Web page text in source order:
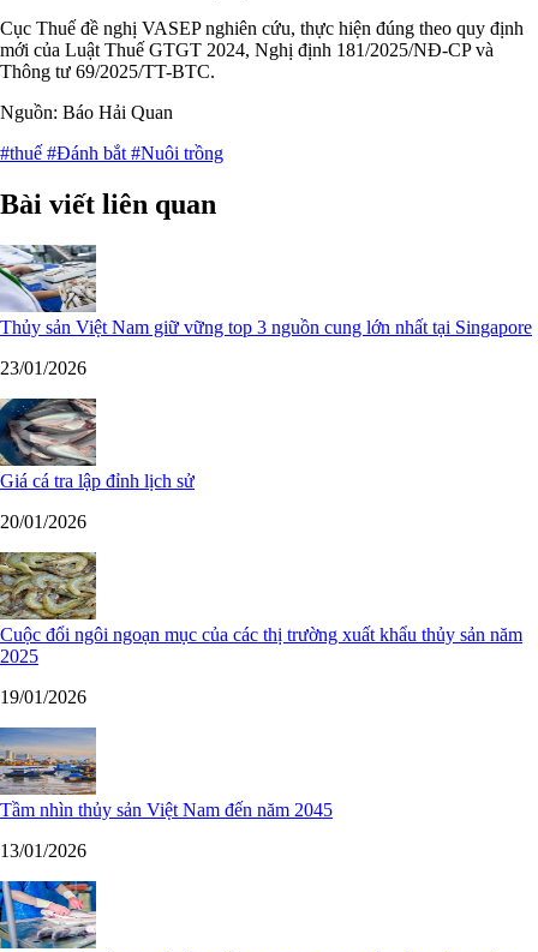
Cục Thuế đề nghị VASEP nghiên cứu, thực hiện đúng theo quy định
mới của Luật Thuế GTGT 2024, Nghị định 181/2025/NĐ-CP và
Thông tư 69/2025/TT-BTC.
Nguồn: Báo Hải Quan
#thuế #Đánh bắt #Nuôi trồng
Bài viết liên quan
Thủy sản Việt Nam giữ vững top 3 nguồn cung lớn nhất tại Singapore
23/01/2026
Giá cá tra lập đỉnh lịch sử
20/01/2026
Cuộc đổi ngôi ngoạn mục của các thị trường xuất khẩu thủy sản năm
2025
19/01/2026
Tầm nhìn thủy sản Việt Nam đến năm 2045
13/01/2026